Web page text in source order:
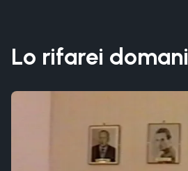
Lo rifarei domani